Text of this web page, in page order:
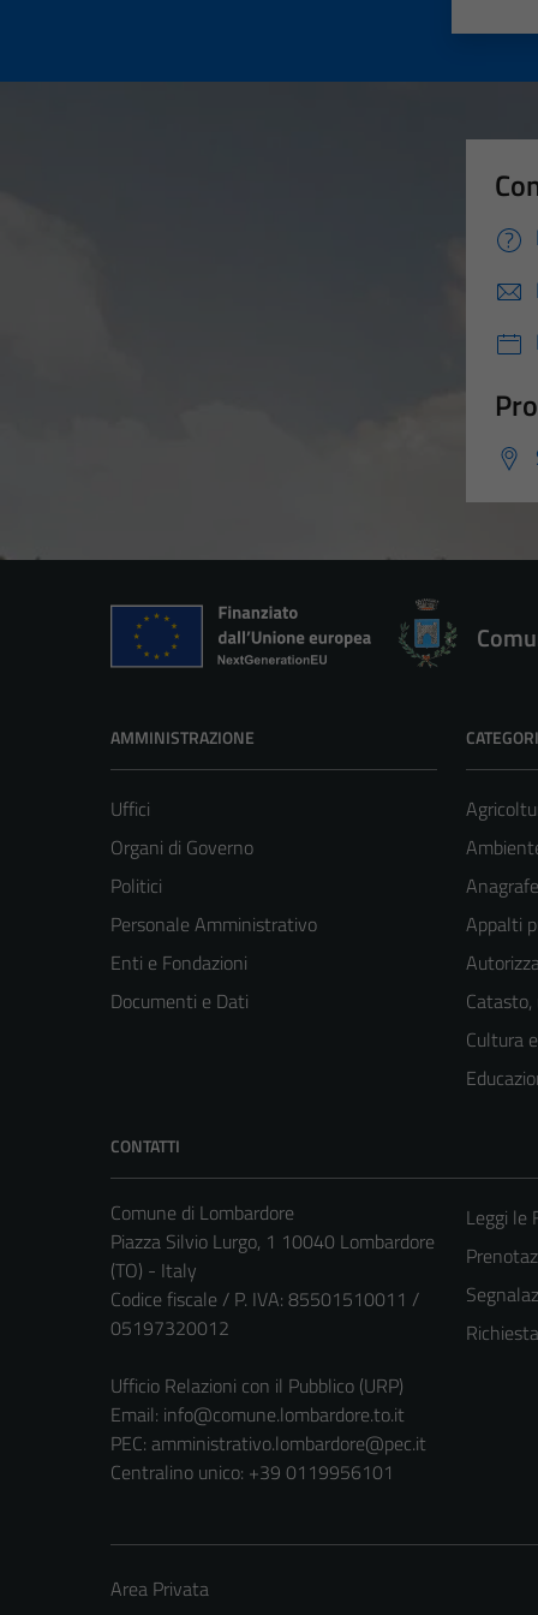
AMMINISTRAZIONE
Uffici
Organi di Governo
Politici
Personale Amministrativo
Enti e Fondazioni
Documenti e Dati
Appalti
Catasto,
Cultura
CONTATTI
Comune di Lombardore
Piazza Silvio Lurgo, 1 10040 Lombardore
(TO) - Italy
Codice fiscale / P. IVA: 85501510011 /
05197320012
Ufficio Relazioni con il Pubblico (URP)
Email: info@comune.lombardore.to.it
PEC: amministrativo.lombardore@pec.it
Centralino unico: +39 0119956101
Leggi le
Area Privata